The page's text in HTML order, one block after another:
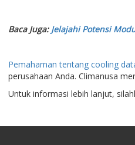
Baca Juga: Jelajahi Potensi
Pemahaman tentang cooling
perusahaan Anda. Climanusa
Untuk informasi lebih lanjut,